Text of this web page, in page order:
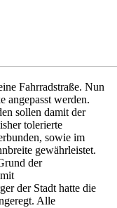
Fahrradstraße. Nun
angepasst werden.
sollen damit der
tolerierte
sowie im
gewährleistet.
der
der Stadt hatte die
Alle